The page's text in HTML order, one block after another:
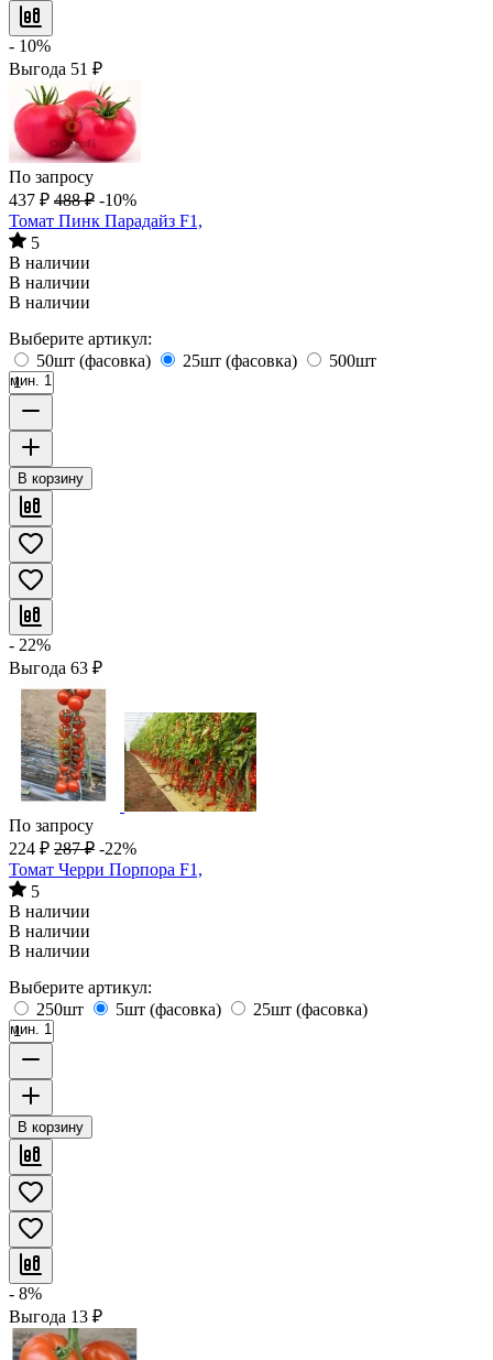
- 10%
Выгода 51 ₽
По запросу
437 ₽ 488 ₽ -10%
Томат Пинк Парадайз F1,
5
В наличии
В наличии
В наличии
Выберите артикул:
50шт (фасовка)
25шт (фасовка) 500шт
мин. 1
В корзину
- 22%
Выгода 63 ₽
По запросу
224 ₽ 287 ₽ -22%
Томат Черри Порпора F1,
5
В наличии
В наличии
В наличии
Выберите артикул:
250шт
5шт (фасовка) 25шт (фасовка)
мин. 1
В корзину
- 8%
Выгода 13 ₽